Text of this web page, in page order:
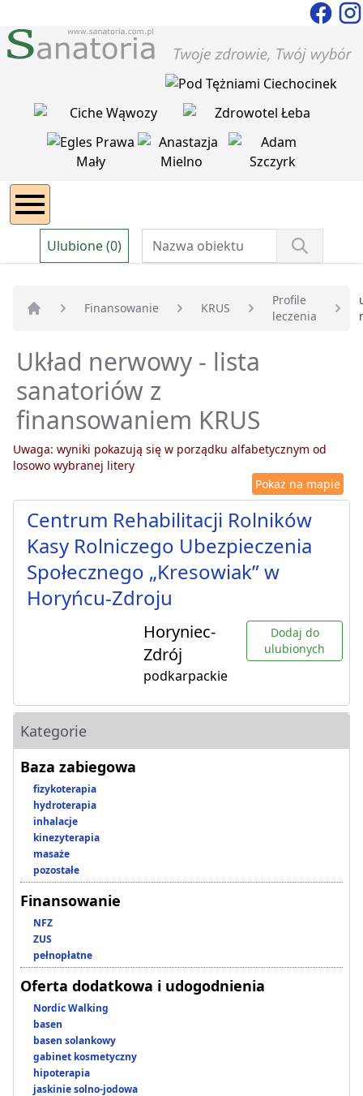
Ulubione (0)
Finansowanie KRUS
Profile
leczenia
Układ nerwowy - lista
sanatoriów z
finansowaniem KRUS
Uwaga: wyniki pokazują się w porządku alfabetycznym od
losowo wybranej litery
Pokaż na mapie
Centrum Rehabilitacji Rolników
Kasy Rolniczego Ubezpieczenia
Społecznego „Kresowiak” w
Horyńcu-Zdroju
Horyniec-
Zdrój
podkarpackie
Dodaj do
ulubionych
Kategorie
Baza zabiegowa
fizykoterapia
hydroterapia
inhalacje
kinezyterapia
masaże
pozostałe
Finansowanie
NFZ
ZUS
pełnopłatne
Oferta dodatkowa i udogodnienia
Nordic Walking
basen
basen solankowy
gabinet kosmetyczny
hipoterapia
jaskinie solno-jodowa